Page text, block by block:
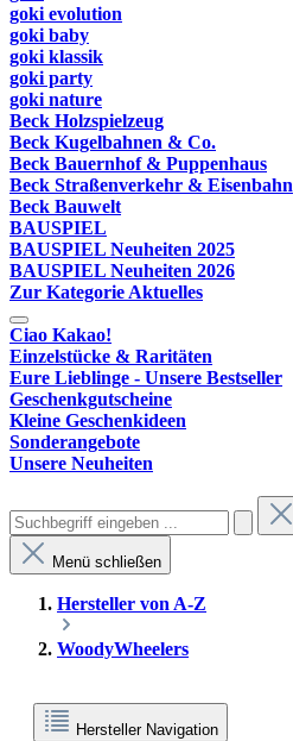
goki evolution
goki baby
goki klassik
goki party
goki nature
Beck Holzspielzeug
Beck Kugelbahnen & Co.
Beck Bauernhof & Puppenhaus
Beck Straßenverkehr & Eisenbahn
Beck Bauwelt
BAUSPIEL
BAUSPIEL Neuheiten 2025
BAUSPIEL Neuheiten 2026
Zur Kategorie Aktuelles
Ciao Kakao!
Einzelstücke & Raritäten
Eure Lieblinge - Unsere Bestseller
Geschenkgutscheine
Kleine Geschenkideen
Sonderangebote
Unsere Neuheiten
Menü schließen
Hersteller von A-Z
WoodyWheelers
Hersteller Navigation